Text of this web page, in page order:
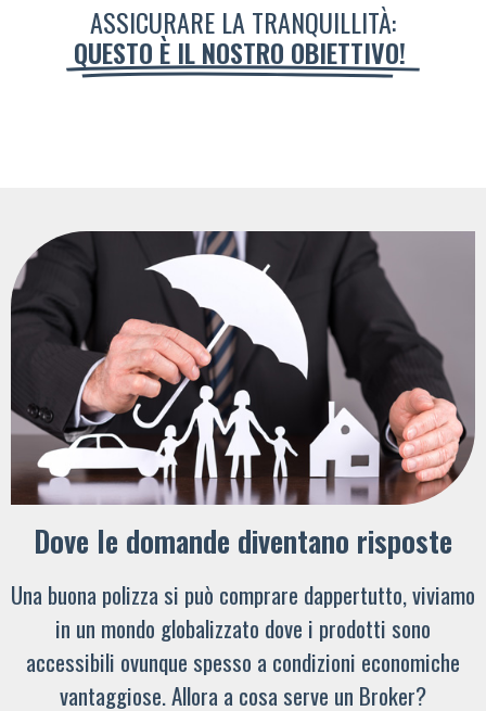
ASSICURARE LA TRANQUILLITÀ:
QUESTO È IL NOSTRO OBIETTIVO!
Dove le domande diventano risposte
Una buona polizza si può comprare dappertutto, viviamo
in un mondo globalizzato dove i prodotti sono
accessibili ovunque spesso a condizioni economiche
vantaggiose. Allora a cosa serve un Broker?